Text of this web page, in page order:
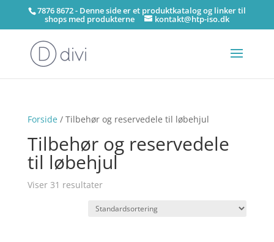
7876 8672 - Denne side er et produktkatalog og linker til
shops med produkterne kontakt@htp-iso.dk
Forside/ Tilbehør og reservedele til løbehjul
Tilbehør og reservedele
til løbehjul
Viser 31 resultater